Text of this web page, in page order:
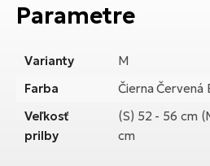
Parametre
Varianty
M
Farba
Čierna Červená
Veľkosť
prilby
(S) 52 - 56 cm
cm